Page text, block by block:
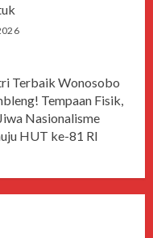
Terbaik Wonosobo
Tempaan Fisik,
Nasionalisme
HUT ke-81 RI